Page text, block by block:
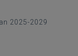
2025-2029